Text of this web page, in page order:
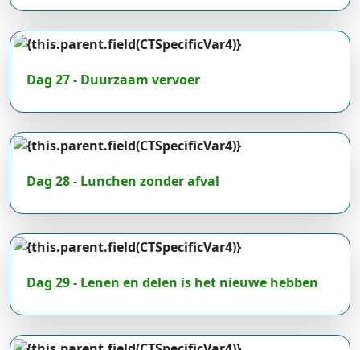
Dag 27 - Duurzaam vervoer
Dag 28 - Lunchen zonder afval
Dag 29 - Lenen en delen is het nieuwe hebben